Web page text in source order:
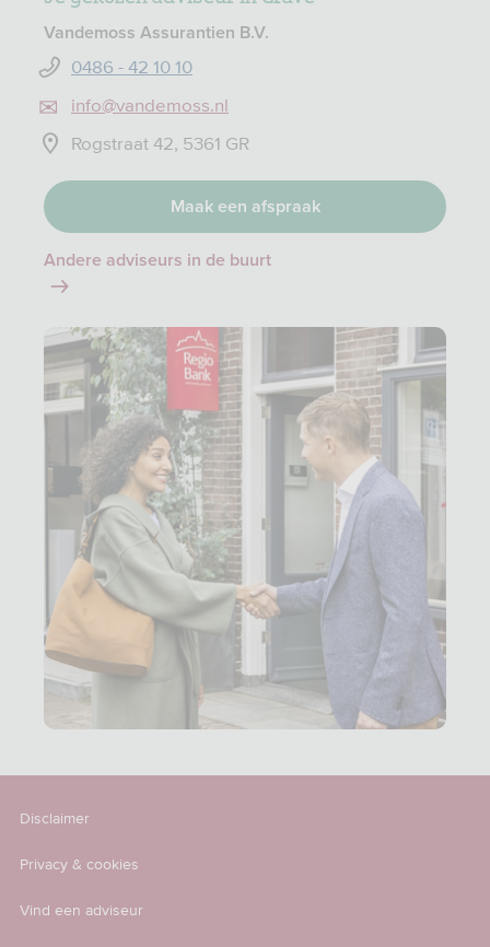
Vandemoss Assurantien B.V.
0486 - 42 10 10
info@vandemoss.nl
Rogstraat 42, 5361 GR
Maak een afspraak
Andere adviseurs in de buurt
Disclaimer
Privacy & cookies
Vind een adviseur